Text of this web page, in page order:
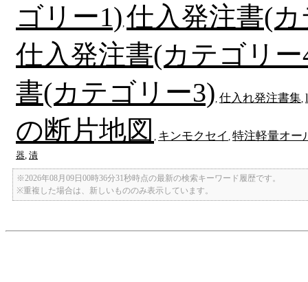
ゴリー1)仕入発注書(
仕入発注書(カテゴリー
書(カテゴリー3) 仕入れ発注書集
の断片地図 キンモクセイ 特注軽量オー
器 漬
※2026年08月09日00時36分31秒時点の最新の検索キーワード履歴です。
※重複した場合は、新しいもののみ表示しています。